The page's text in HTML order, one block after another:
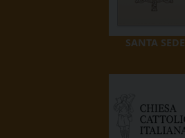
SANTA SEDE